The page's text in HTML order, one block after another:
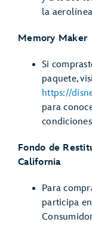
la
Memory Maker
Si
paquete,
https://
para
Fondo de
California
Para
participa